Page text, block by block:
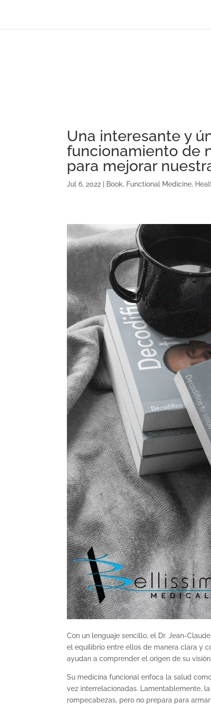
Una interesante y
funcionamiento de
para mejorar
Jul 6, 2022 Book, Functional Medicine,
Con un lenguaje sencillo, el Dr. Jean-
el equilibrio entre ellos de manera clara y
ayudan a comprender el origen de su
Su medicina funcional enfoca la salud
vez interrelacionadas. Lamentablemente,
rompecabezas, pero no prepara para